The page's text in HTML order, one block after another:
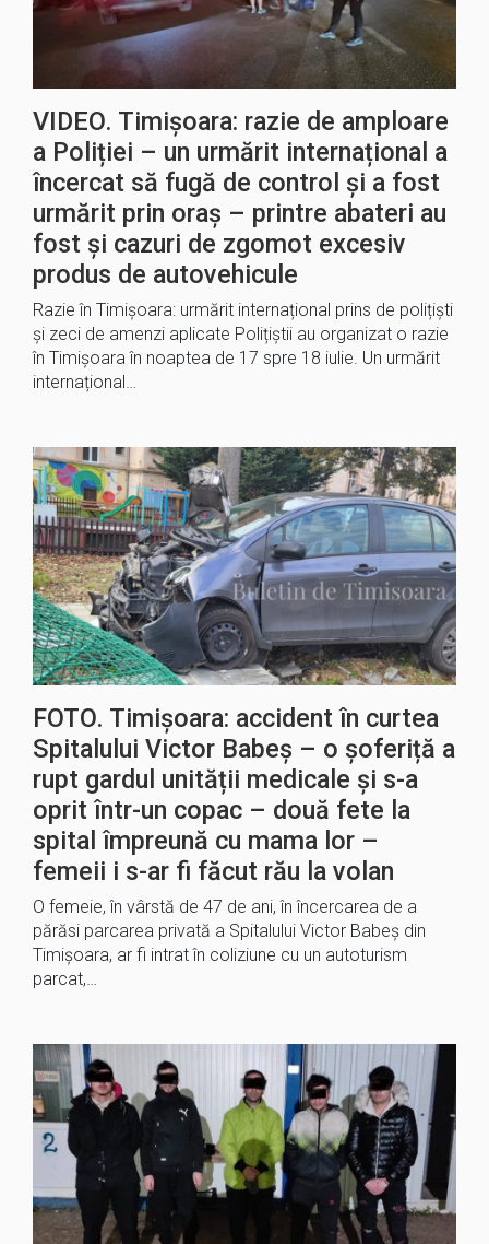
VIDEO. Timișoara: razie de amploare
a Poliției – un urmărit internațional a
încercat să fugă de control și a fost
urmărit prin oraș – printre abateri au
fost și cazuri de zgomot excesiv
produs de autovehicule
Razie în Timișoara: urmărit internațional prins de polițiști
și zeci de amenzi aplicate Polițiștii au organizat o razie
în Timișoara în noaptea de 17 spre 18 iulie. Un urmărit
internațional…
FOTO. Timișoara: accident în curtea
Spitalului Victor Babeș – o șoferiță a
rupt gardul unității medicale și s-a
oprit într-un copac – două fete la
spital împreună cu mama lor –
femeii i s-ar fi făcut rău la volan
O femeie, în vârstă de 47 de ani, în încercarea de a
părăsi parcarea privată a Spitalului Victor Babeș din
Timișoara, ar fi intrat în coliziune cu un autoturism
parcat,…